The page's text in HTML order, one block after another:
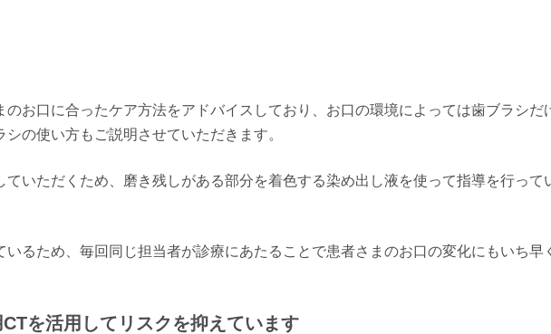
のお口に合ったケア方法をアドバイスしており、お口の環境によっては歯ブラシだ
の使い方もご説明させていただきます。
ていただくため、磨き残しがある部分を着色する染め出し液を使って指導を行って
いるため、毎回同じ担当者が診療にあたることで患者さまのお口の変化にもいち早
を活用してリスクを抑えています